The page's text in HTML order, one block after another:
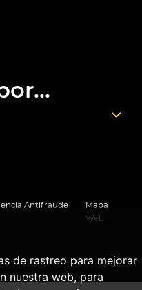
de rastreo para mejorar
nuestra web, para
Antifraude
Mapa
Web